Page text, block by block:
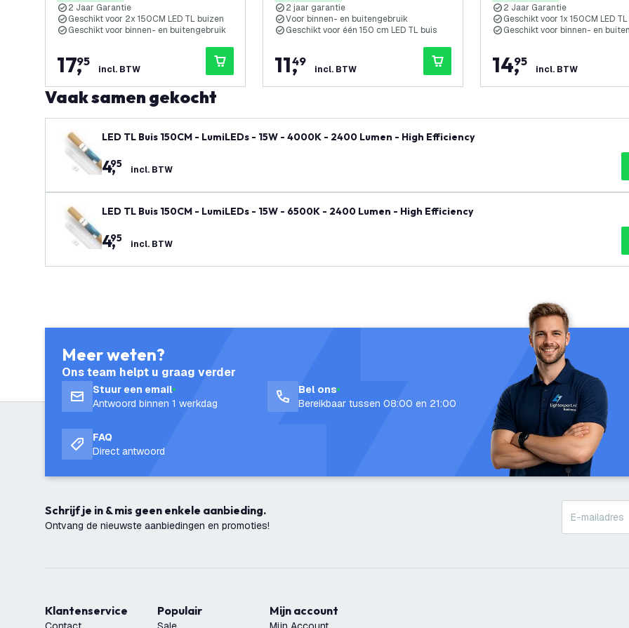
2 Jaar Garantie
Geschikt voor 2x 150CM LED TL buizen
Geschikt voor binnen- en buitengebruik
17,
95
incl. BTW
2 jaar garantie
Voor binnen- en buitengebruik
Geschikt voor één 150 cm LED TL buis
11,
49
incl. BTW
2 Jaar Garantie
Geschikt voor 1x 150CM LED
Geschikt voor binnen- en
14,
95
incl. BTW
Vaak samen gekocht
LED TL Buis 150CM - LumiLEDs - 15W - 4000K - 2400 Lumen - High Efficiency
4,
95 incl. BTW
LED TL Buis 150CM - LumiLEDs - 15W - 6500K - 2400 Lumen - High Efficiency
4,
95 incl. BTW
Meer weten?
Ons team helpt u graag verder
Stuur een email
Antwoord binnen 1 werkdag
Bel ons
Bereikbaar tussen 08:00 en 21:00
FAQ
Direct antwoord
Schrijf je in & mis geen enkele aanbieding.
Ontvang de nieuwste aanbiedingen en promoties!
Klantenservice Populair Mijn account